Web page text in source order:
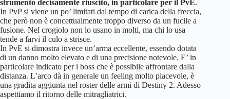
strumento decisamente riuscito, in particolare per il PvE.
In PvP si viene un po’ limitati dal tempo di carica della freccia,
che però non è concettualmente troppo diverso da un fucile a
fusione. Nel crogiolo non lo usano in molti, ma chi lo usa
tende a farvi il culo a strisce.
In PvE si dimostra invece un’arma eccellente, essendo dotata
di un danno molto elevato e di una precisione notevole. E’ in
particolare indicato per i boss che è possibile affrontare dalla
distanza. L’arco dà in generale un feeling molto piacevole, è
una gradita aggiunta nel roster delle armi di Destiny 2. Adesso
aspettiamo il ritorno delle mitragliatrici.